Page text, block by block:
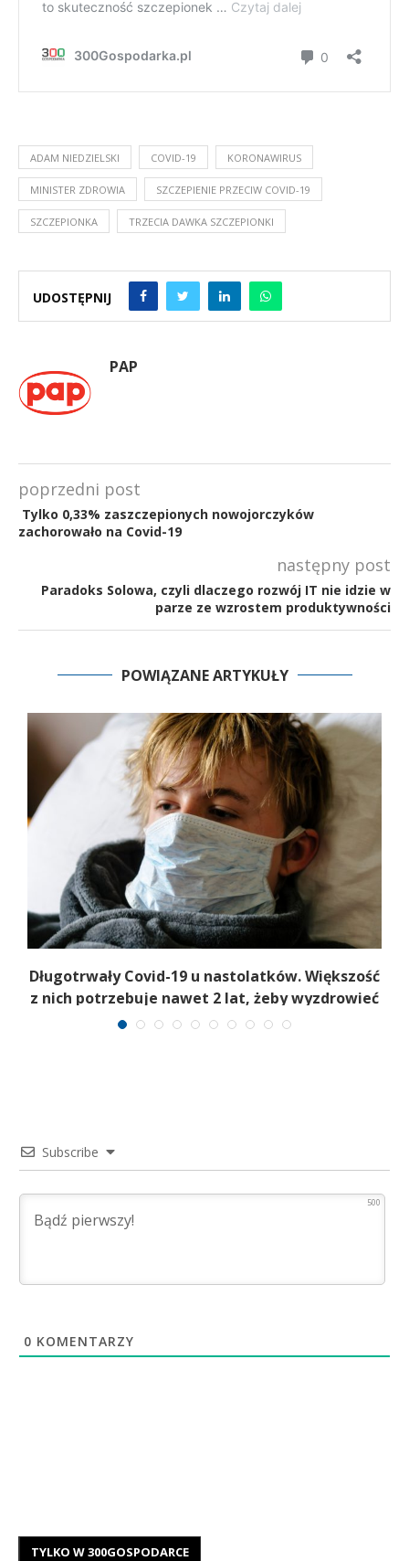
ADAM NIEDZIELSKI COVID-19 KORONAWIRUS
MINISTER ZDROWIA SZCZEPIENIE PRZECIW COVID-19
SZCZEPIONKA TRZECIA DAWKA SZCZEPIONKI
UDOSTĘPNIJ
PAP
poprzedni post
Tylko 0,33% zaszczepionych nowojorczyków
zachorowało na Covid-19
następny post
Paradoks Solowa, czyli dlaczego rozwój IT nie idzie w
parze ze wzrostem produktywności
POWIĄZANE ARTYKUŁY
Długotrwały Covid-19 u nastolatków. Większość
z nich potrzebuje nawet 2 lat, żeby wyzdrowieć
Subscribe
500
0 KOMENTARZY
TYLKO W 300GOSPODARCE